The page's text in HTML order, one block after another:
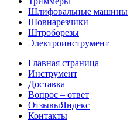
Шлифовальные машины
Шовнарезчики
Штроборезы
Электроинструмент
Главная страница
Инструмент
Доставка
Вопрос – ответ
ОтзывыЯндекс
Контакты